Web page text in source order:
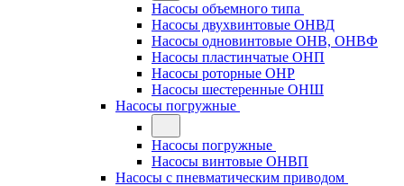
Насосы объемного типа
Насосы двухвинтовые ОНВД
Насосы одновинтовые ОНВ, ОНВФ
Насосы пластинчатые ОНП
Насосы роторные ОНР
Насосы шестеренные ОНШ
Насосы погружные
Насосы погружные
Насосы винтовые ОНВП
Насосы с пневматическим приводом